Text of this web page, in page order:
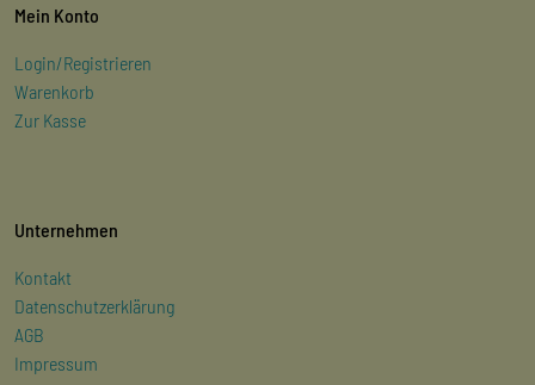
Mein Konto
Login/Registrieren
Warenkorb
Zur Kasse
Unternehmen
Kontakt
Datenschutzerklärung
AGB
Impressum